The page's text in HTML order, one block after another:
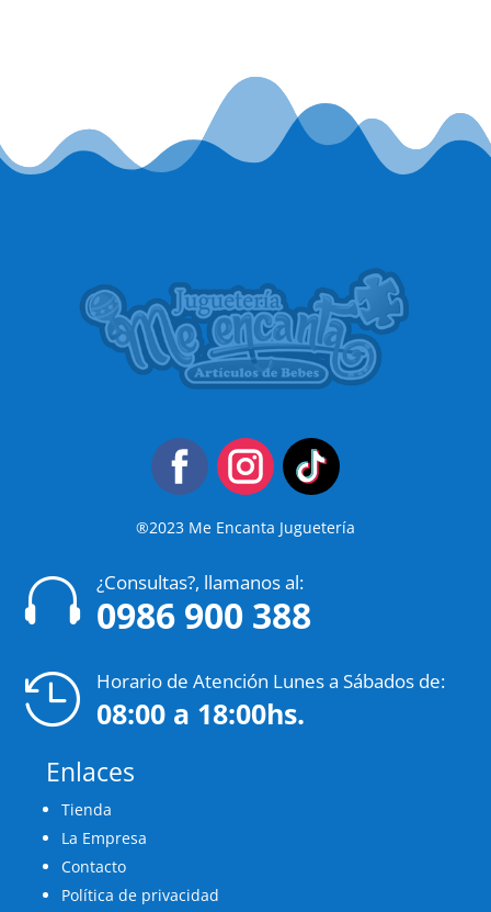
®2023 Me Encanta Juguetería
 ¿Consultas?, llamanos al:
0986 900 388
 Horario de Atención Lunes a Sábados de:
08:00 a 18:00hs.
Enlaces
Tienda
La Empresa
Contacto
Política de privacidad